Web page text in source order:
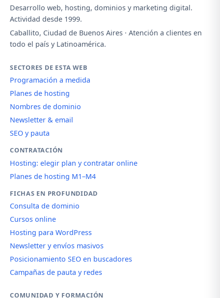
Desarrollo web, hosting, dominios y marketing digital.
Actividad desde 1999.
Caballito, Ciudad de Buenos Aires · Atención a clientes en
todo el país y Latinoamérica.
SECTORES DE ESTA WEB
Programación a medida
Planes de hosting
Nombres de dominio
Newsletter & email
SEO y pauta
CONTRATACIÓN
Hosting: elegir plan y contratar online
Planes de hosting M1–M4
FICHAS EN PROFUNDIDAD
Consulta de dominio
Cursos online
Hosting para WordPress
Newsletter y envíos masivos
Posicionamiento SEO en buscadores
Campañas de pauta y redes
COMUNIDAD Y FORMACIÓN